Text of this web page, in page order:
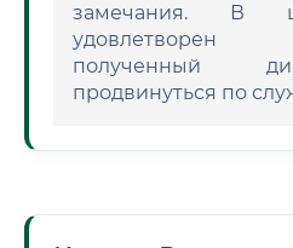
замечания. В
удовлетворен
полученный
продвинуться по